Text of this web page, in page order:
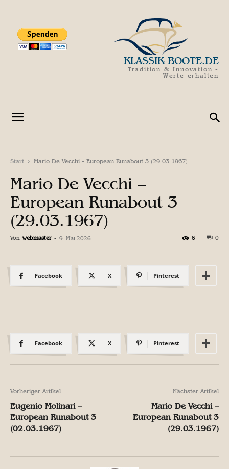
KLASSIK-BOOTE.DE
Tradition & Innovation -
Werte erhalten
Start Mario De Vecchi - European Runabout 3 (29.03.1967)
Mario De Vecchi –
European Runabout 3
(29.03.1967)
Von webmaster - 9. Mai 2026 0
6
Facebook X Pinterest
Facebook X Pinterest
Vorheriger Artikel
Eugenio Molinari –
European Runabout 3
(02.03.1967)
Nächster Artikel
Mario De Vecchi –
European Runabout 3
(29.03.1967)